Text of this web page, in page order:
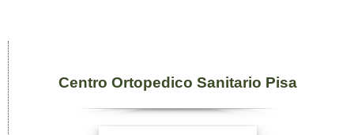
Centro Ortopedico Sanitario Pisa